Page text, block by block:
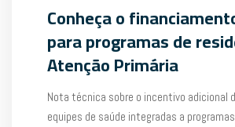
Conheça o
para programas de
Atenção Primária
Nota técnica sobre o incentivo adicional
equipes de saúde integradas a programas